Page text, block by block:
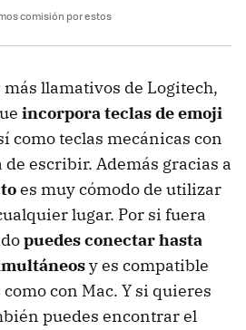
comisión por estos
más llamativos de Logitech,
incorpora teclas de emoji
como teclas mecánicas con
escribir. Además gracias a
es muy cómodo de utilizar
lugar. Por si fuera
puedes conectar hasta
y es compatible
con Mac. Y si quieres
puedes encontrar el